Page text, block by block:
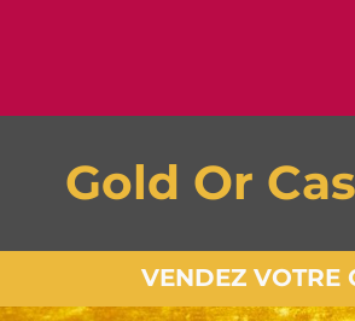
Gold Or
VENDEZ VOTRE